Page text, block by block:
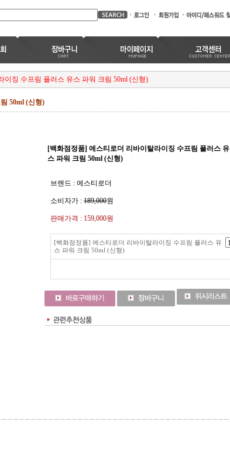
징 수프림 플러스 유스 파워 크림 50ml (신형)
50ml (신형)
[백화점정품] 에스티로더 리바이탈라이징 수프림 플러스 유
스 파워 크림 50ml (신형)
브랜드 : 에스티로더
소비자가 : 189,000원
판매가격 : 159,000원
[백화점정품] 에스티로더 리바이탈라이징 수프림 플러스 유
스 파워 크림 50ml (신형)